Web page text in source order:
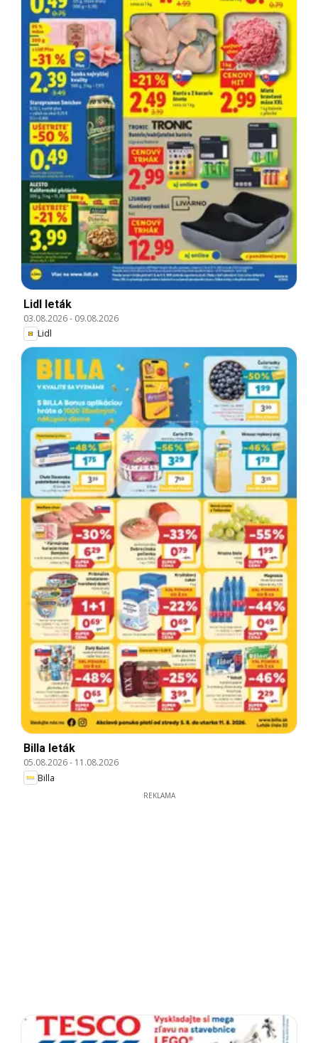
Lidl leták
03.08.2026- 09.08.2026
Lidl
Billa leták
05.08.2026- 11.08.2026
Billa
REKLAMA